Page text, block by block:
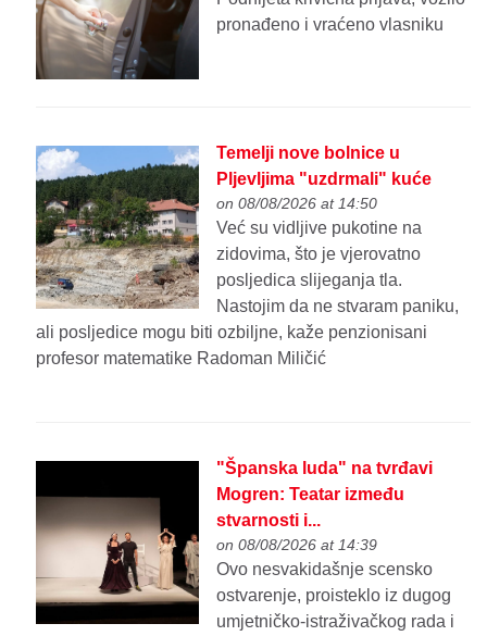
pronađeno i vraćeno vlasniku
Temelji nove bolnice u
Pljevljima "uzdrmali" kuće
on 08/08/2026 at 14:50
Već su vidljive pukotine na
zidovima, što je vjerovatno
posljedica slijeganja tla.
Nastojim da ne stvaram paniku,
ali posljedice mogu biti ozbiljne, kaže penzionisani
profesor matematike Radoman Miličić
"Španska luda" na tvrđavi
Mogren: Teatar između
stvarnosti i...
on 08/08/2026 at 14:39
Ovo nesvakidašnje scensko
ostvarenje, proisteklo iz dugog
umjetničko-istraživačkog rada i